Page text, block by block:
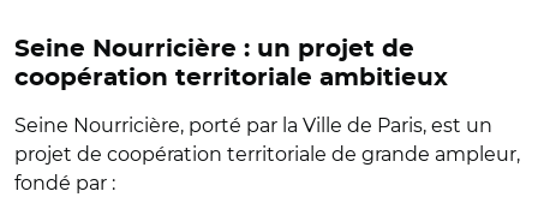
Seine Nourricière : un projet de
coopération territoriale ambitieux
Seine Nourricière, porté par la Ville de Paris, est un
projet de coopération territoriale de grande ampleur,
fondé par :